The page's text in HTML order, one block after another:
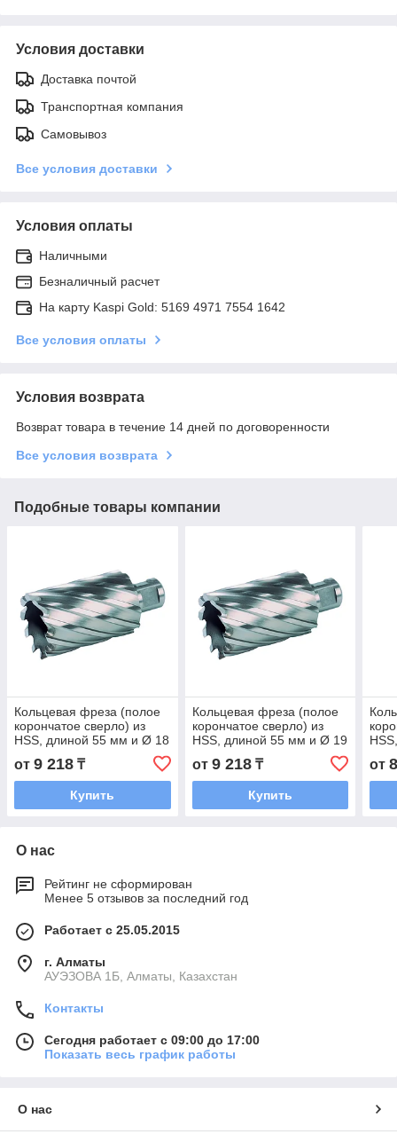
Условия доставки
Доставка почтой
Транспортная компания
Самовывоз
Все условия доставки
Условия оплаты
Наличными
Безналичный расчет
На карту Kaspi Gold: 5169 4971 7554 1642
Все условия оплаты
Условия возврата
Возврат товара в течение 14 дней по договоренности
Все условия возврата
Подобные товары компании
Кольцевая фреза (полое
корончатое сверло) из
HSS, длиной 55 мм и Ø 18
от 9 218 ₸
Купить
Кольцевая фреза (полое
корончатое сверло) из
HSS, длиной 55 мм и Ø 19
от 9 218₸
Купить
от
О нас
Рейтинг не сформирован
Менее 5 отзывов за последний год
Работает с 25.05.2015
г. Алматы
АУЭЗОВА 1Б, Алматы, Казахстан
Контакты
Сегодня работает с 09:00 до 17:00
Показать весь график работы
О нас